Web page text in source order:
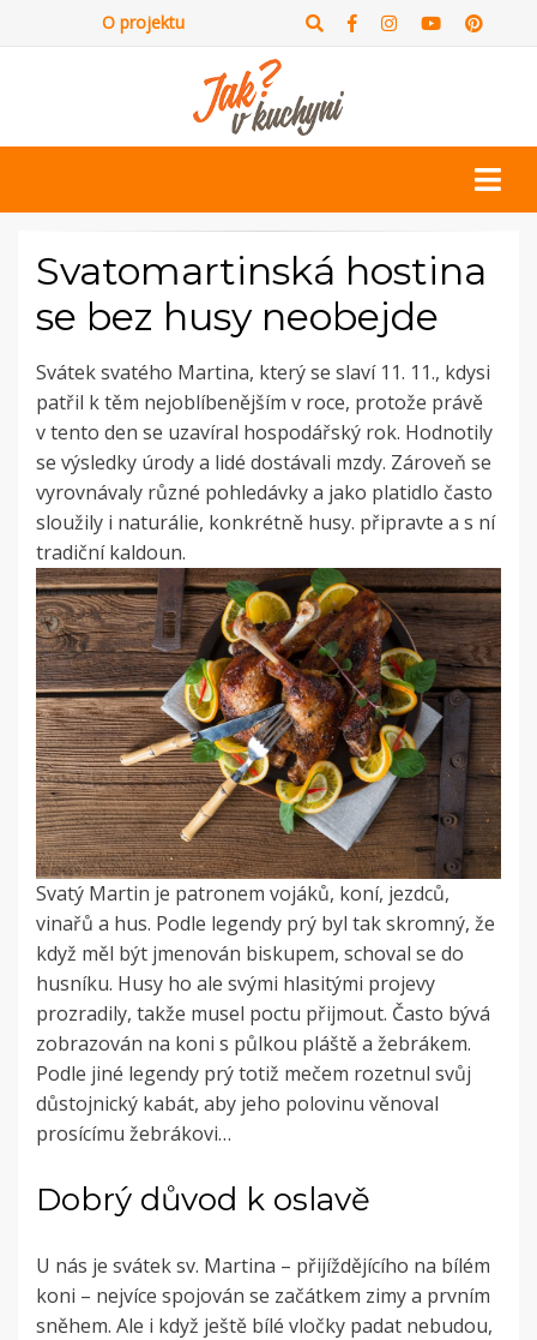
O projektu
Svatomartinská hostina
se bez husy neobejde
Svátek svatého Martina, který se slaví 11. 11., kdysi
patřil k těm nejoblíbenějším v roce, protože právě
v tento den se uzavíral hospodářský rok. Hodnotily
se výsledky úrody a lidé dostávali mzdy. Zároveň se
vyrovnávaly různé pohledávky a jako platidlo často
sloužily i naturálie, konkrétně husy. připravte a s ní
tradiční kaldoun.
Svatý Martin je patronem vojáků, koní, jezdců,
vinařů a hus. Podle legendy prý byl tak skromný, že
když měl být jmenován biskupem, schoval se do
husníku. Husy ho ale svými hlasitými projevy
prozradily, takže musel poctu přijmout. Často bývá
zobrazován na koni s půlkou pláště a žebrákem.
Podle jiné legendy prý totiž mečem rozetnul svůj
důstojnický kabát, aby jeho polovinu věnoval
prosícímu žebrákovi…
Dobrý důvod k oslavě
U nás je svátek sv. Martina – přijíždějícího na bílém
koni – nejvíce spojován se začátkem zimy a prvním
sněhem. Ale i když ještě bílé vločky padat nebudou,